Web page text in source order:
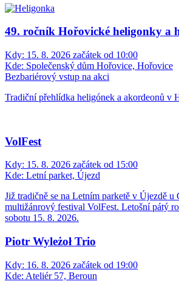
49. ročník Hořovické heligonky a
Kdy: 15. 8. 2026 začátek od 10:00
Kde: Společenský dům Hořovice, Hořovice
Bezbariérový vstup na akci
Tradiční přehlídka heligónek a akordeonů v
VolFest
Kdy: 15. 8. 2026 začátek od 15:00
Kde: Letní parket, Újezd
Již tradičně se na Letním parketě v Újezdě u
multižánrový festival VolFest. Letošní pátý
sobotu 15. 8. 2026.
Piotr Wyleżoł Trio
Kdy: 16. 8. 2026 začátek od 19:00
Kde: Ateliér 57, Beroun